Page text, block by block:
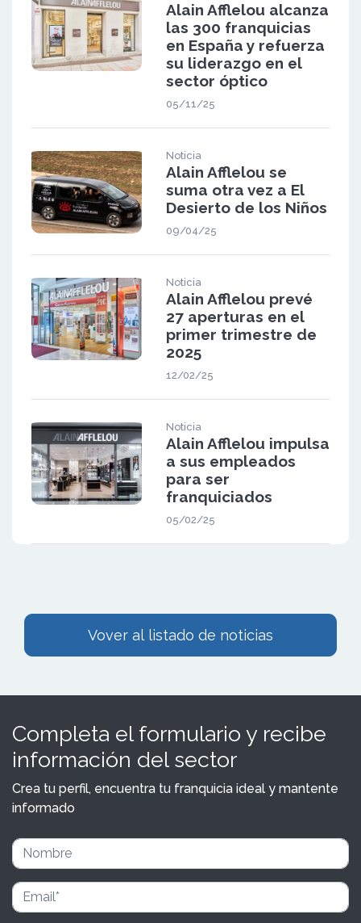
Alain Afflelou alcanza
las 300 franquicias
en España y refuerza
su liderazgo en el
sector óptico
05/11/25
Noticia
Alain Afflelou se
suma otra vez a El
Desierto de los Niños
09/04/25
Noticia
Alain Afflelou prevé
27 aperturas en el
primer trimestre de
2025
12/02/25
Noticia
Alain Afflelou impulsa
a sus empleados
para ser
franquiciados
05/02/25
Vover al listado de noticias
Completa el formulario y recibe
información del sector
Crea tu perfil, encuentra tu franquicia ideal y mantente
informado